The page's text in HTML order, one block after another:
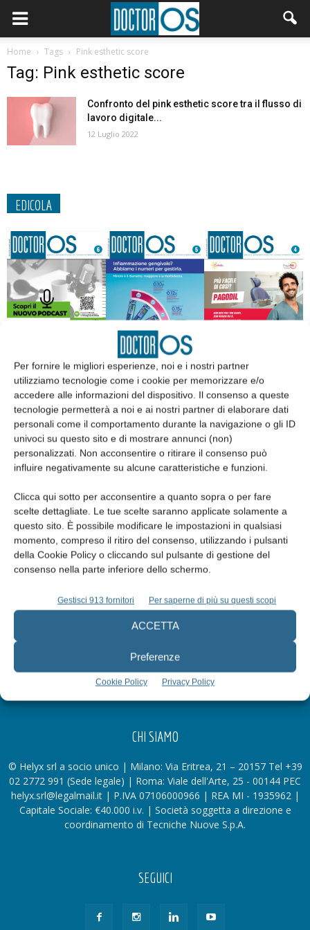
Per fornire le migliori esperienze, noi e i nostri partner
utilizziamo tecnologie come i cookie per memorizzare e/o
accedere alle informazioni del dispositivo. Il consenso a queste
tecnologie permetterà a noi e ai nostri partner di elaborare dati
personali come il comportamento durante la navigazione o gli ID
univoci su questo sito e di mostrare annunci (non)
personalizzati. Non acconsentire o ritirare il consenso può
influire negativamente su alcune caratteristiche e funzioni.
Clicca qui sotto per acconsentire a quanto sopra o per fare
scelte dettagliate. Le tue scelte saranno applicate solamente a
questo sito. È possibile modificare le impostazioni in qualsiasi
momento, compreso il ritiro del consenso, utilizzando i pulsanti
della Cookie Policy o cliccando sul pulsante di gestione del
consenso nella parte inferiore dello schermo.
Gestisci 913 fornitori Per saperne di più su questi scopi
ACCETTA
Preferenze
Cookie Policy Privacy Policy
Home Tags Pink esthetic score
Tag: Pink esthetic score
Confronto del pink esthetic score tra il flusso di
lavoro digitale...
12 Luglio 2022
EDICOLA
Edicola web
Abbonati
CHI SIAMO
© Helyx srl a socio unico | Milano: Via Eritrea, 21 – 20157 Tel +39
02 2772 991 (Sede legale) | Roma: Viale dell'Arte, 25 - 00144 PEC
helyx.srl@legalmail.it | P.IVA 07106000966 | REA MI - 1935962 |
Capitale Sociale: €40.000 i.v. | Società soggetta a direzione e
coordinamento di Tecniche Nuove S.p.A.
SEGUICI